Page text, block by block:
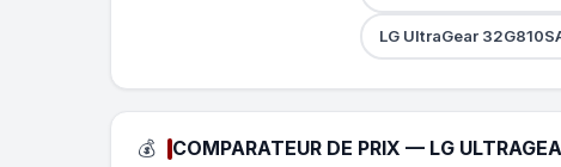
LG UltraGear
💰 COMPARATEUR DE PRIX — LG